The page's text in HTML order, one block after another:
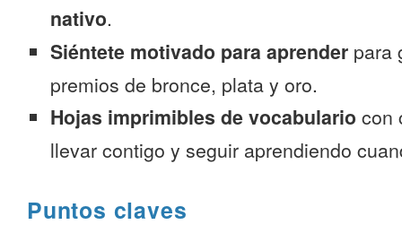
nativo.
Siéntete motivado para aprender para
premios de bronce, plata y oro.
Hojas imprimibles de vocabulario con
llevar contigo y seguir aprendiendo
Puntos claves